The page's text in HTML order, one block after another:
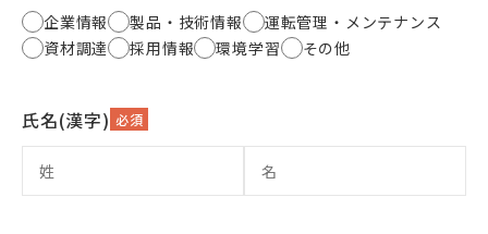
企業情報 製品・技術情報
運転管理・メンテナンス
資材調達
採用情報 環境学習 その他
氏名(漢字) 必須